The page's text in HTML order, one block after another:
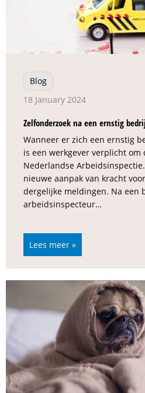
Blog
18 January 2024
Zelfonderzoek na een ernstig
Wanneer er zich een ernstig
is een werkgever verplicht
Nederlandse
nieuwe aanpak van kracht
dergelijke meldingen. Na een
arbeidsinspecteur…
Lees meer »